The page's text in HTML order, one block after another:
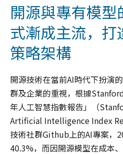
開源與專有模
式漸成主流，打
策略架構
開源技術在當前AI時代下扮演
群及企業的重視，根據
年人工智慧指數報告」（
Artificial Intelligence Index
技術社群Github上的AI專案，
40.3%，而因開源模型在成本